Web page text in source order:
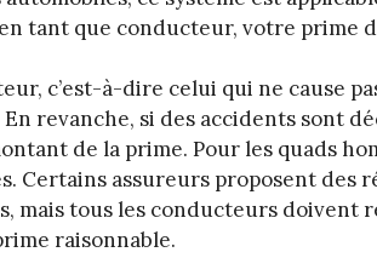
tant que conducteur, votre prime
c’est-à-dire celui qui ne cause
En revanche, si des accidents sont
de la prime. Pour les quads
Certains assureurs proposent des
mais tous les conducteurs
raisonnable.